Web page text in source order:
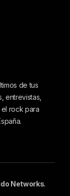
de tus
entrevistas,
rock para
Networks.